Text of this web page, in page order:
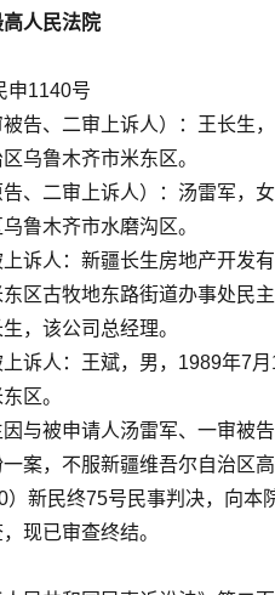
人民法院
申1140号
告、二审上诉人）：王长生
乌鲁木齐市米东区。
、二审上诉人）：汤雷军，
鲁木齐市水磨沟区。
诉人：新疆长生房地产开发
区古牧地东路街道办事处民主
，该公司总经理。
诉人：王斌，男，1989年7
区。
与被申请人汤雷军、一审被
案，不服新疆维吾尔自治区
）新民终75号民事判决，向本
现已审查终结。